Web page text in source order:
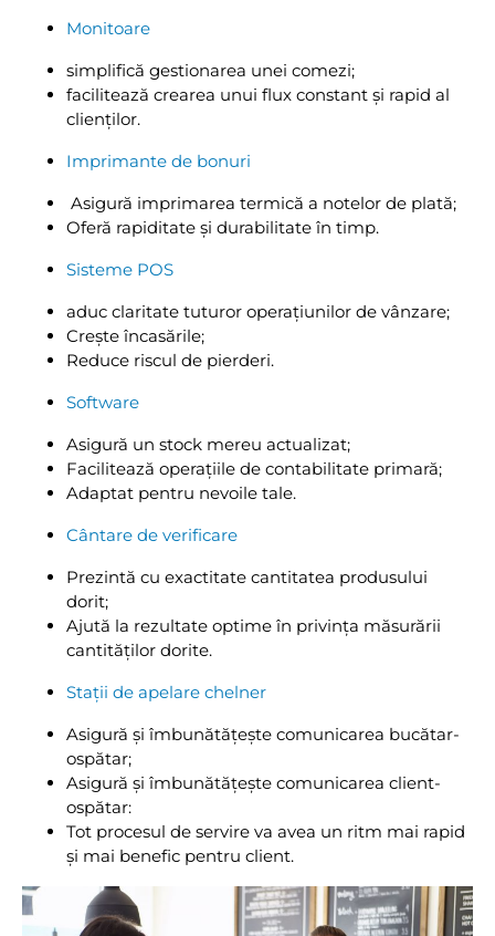
Monitoare
simplifică gestionarea unei comezi;
facilitează crearea unui flux constant și rapid al
clienților.
Imprimante de bonuri
Asigură imprimarea termică a notelor de plată;
Oferă rapiditate și durabilitate în timp.
Sisteme POS
aduc claritate tuturor operațiunilor de vânzare;
Crește încasările;
Reduce riscul de pierderi.
Software
Asigură un stock mereu actualizat;
Facilitează operațiile de contabilitate primară;
Adaptat pentru nevoile tale.
Cântare de verificare
Prezintă cu exactitate cantitatea produsului
dorit;
Ajută la rezultate optime în privința măsurării
cantităților dorite.
Stații de apelare chelner
Asigură și îmbunătățește comunicarea bucătar-
ospătar;
Asigură și îmbunătățește comunicarea client-
ospătar:
Tot procesul de servire va avea un ritm mai rapid
și mai benefic pentru client.